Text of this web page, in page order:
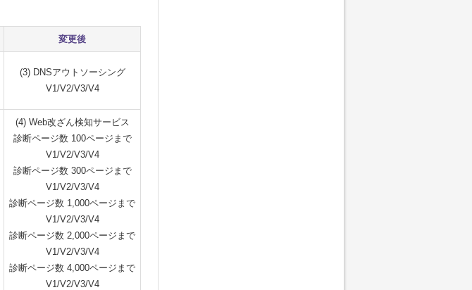
変更後
(3) DNSアウトソーシング
V1/V2/V3/V4
(4) Web改ざん検知サービス
診断ページ数 100ページまで
V1/V2/V3/V4
診断ページ数 300ページまで
V1/V2/V3/V4
診断ページ数 1,000ページまで
V1/V2/V3/V4
診断ページ数 2,000ページまで
V1/V2/V3/V4
診断ページ数 4,000ページまで
V1/V2/V3/V4